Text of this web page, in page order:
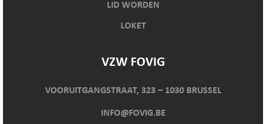
LID WORDEN
LOKET
VZW FOVIG
VOORUITGANGSTRAAT, 323 – 1030 BRUSSEL
INFO@FOVIG.BE